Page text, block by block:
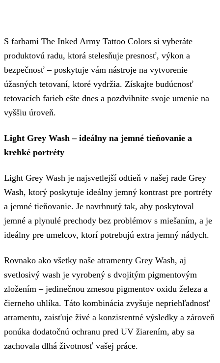
S farbami The Inked Army Tattoo Colors si vyberáte
produktovú radu, ktorá stelesňuje presnosť, výkon a
bezpečnosť – poskytuje vám nástroje na vytvorenie
úžasných tetovaní, ktoré vydržia. Získajte budúcnosť
tetovacích farieb ešte dnes a pozdvihnite svoje umenie na
vyššiu úroveň.
Light Grey Wash – ideálny na jemné tieňovanie a
krehké portréty
Light Grey Wash je najsvetlejší odtieň v našej rade Grey
Wash, ktorý poskytuje ideálny jemný kontrast pre portréty
a jemné tieňovanie. Je navrhnutý tak, aby poskytoval
jemné a plynulé prechody bez problémov s miešaním, a je
ideálny pre umelcov, ktorí potrebujú extra jemný nádych.
Rovnako ako všetky naše atramenty Grey Wash, aj
svetlosivý wash je vyrobený s dvojitým pigmentovým
zložením – jedinečnou zmesou pigmentov oxidu železa a
čierneho uhlíka. Táto kombinácia zvyšuje nepriehľadnosť
atramentu, zaisťuje živé a konzistentné výsledky a zároveň
ponúka dodatočnú ochranu pred UV žiarením, aby sa
zachovala dlhá životnosť vašej práce.